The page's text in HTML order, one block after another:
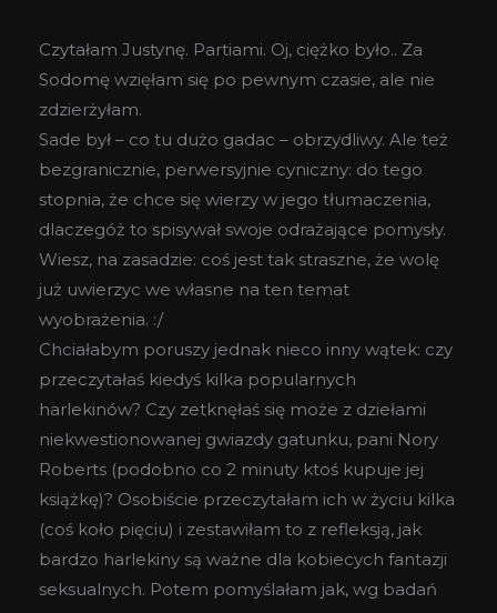
Czytałam Justynę. Partiami. Oj, ciężko było.. Za
Sodomę wzięłam się po pewnym czasie, ale nie
zdzierżyłam.
Sade był – co tu dużo gadac – obrzydliwy. Ale też
bezgranicznie, perwersyjnie cyniczny: do tego
stopnia, że chce się wierzy w jego tłumaczenia,
dlaczegóż to spisywał swoje odrażające pomysły.
Wiesz, na zasadzie: coś jest tak straszne, że wolę
już uwierzyc we własne na ten temat
wyobrażenia. :/
Chciałabym poruszy jednak nieco inny wątek: czy
przeczytałaś kiedyś kilka popularnych
harlekinów? Czy zetknęłaś się może z dziełami
niekwestionowanej gwiazdy gatunku, pani Nory
Roberts (podobno co 2 minuty ktoś kupuje jej
książkę)? Osobiście przeczytałam ich w życiu kilka
(coś koło pięciu) i zestawiłam to z refleksją, jak
bardzo harlekiny są ważne dla kobiecych fantazji
seksualnych. Potem pomyślałam jak, wg badań